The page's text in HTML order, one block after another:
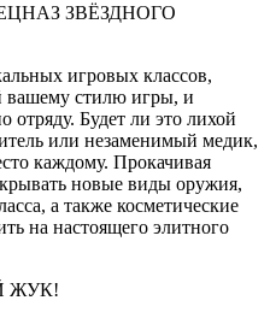
ЗВЁЗДНОГО
игровых классов,
вашему стилю игры, и
отряду. Будет ли это лихой
или незаменимый медик,
каждому. Прокачивая
новые виды оружия,
а также косметические
на настоящего элитного
ЖУК!